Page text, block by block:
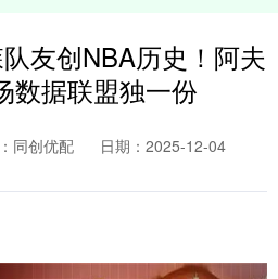
友创NBA历史！阿夫
数据联盟独一份
同创优配
日期：2025-12-04